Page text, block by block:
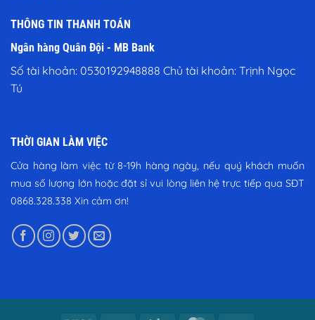
THÔNG TIN THANH TOÁN
Ngân hàng Quân Đội - MB Bank
Số tài khoản: 0530192948888 Chủ tài khoản: Trịnh Ngọc
Tú
THỜI GIAN LÀM VIỆC
Cửa hàng làm việc từ 8-19h hàng ngày, nếu quý khách muốn
mua số lượng lớn hoặc đặt sỉ vui lòng liên hệ trực tiếp qua SĐT
0868.328.338 Xin cảm ơn!